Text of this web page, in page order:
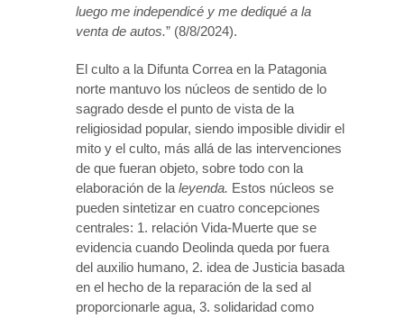
luego me independicé y me dediqué a la
venta de autos.” (8/8/2024).
El culto a la Difunta Correa en la Patagonia
norte mantuvo los núcleos de sentido de lo
sagrado desde el punto de vista de la
religiosidad popular, siendo imposible dividir el
mito y el culto, más allá de las intervenciones
de que fueran objeto, sobre todo con la
elaboración de laleyenda. Estos núcleos se
pueden sintetizar en cuatro concepciones
centrales: 1. relación Vida-Muerte que se
evidencia cuando Deolinda queda por fuera
del auxilio humano, 2. idea de Justicia basada
en el hecho de la reparación de la sed al
proporcionarle agua, 3. solidaridad como